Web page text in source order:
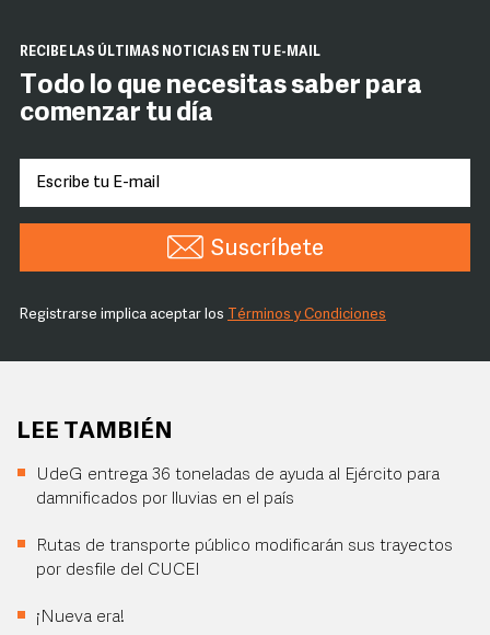
RECIBE LAS ÚLTIMAS NOTICIAS EN TU E-MAIL
Todo lo que necesitas saber para
comenzar tu día
Suscríbete
Registrarse implica aceptar los Términos y Condiciones
LEE TAMBIÉN
UdeG entrega 36 toneladas de ayuda al Ejército para
damnificados por lluvias en el país
Rutas de transporte público modificarán sus trayectos
por desfile del CUCEI
¡Nueva era!